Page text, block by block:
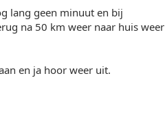
lang geen minuut en bij
na 50 km weer naar huis weer
en ja hoor weer uit.